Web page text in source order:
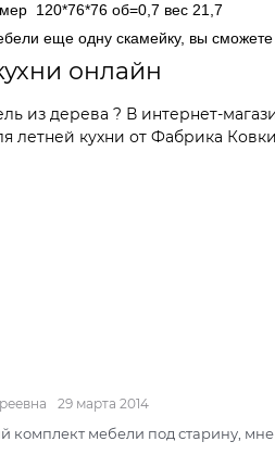
120*76*76 об=0,7 вес 21,7
еще одну скамейку, вы
онлайн
из дерева ? В интернет-
летней кухни от Фабрика
29 марта 2014
комплект мебели под старину, мне